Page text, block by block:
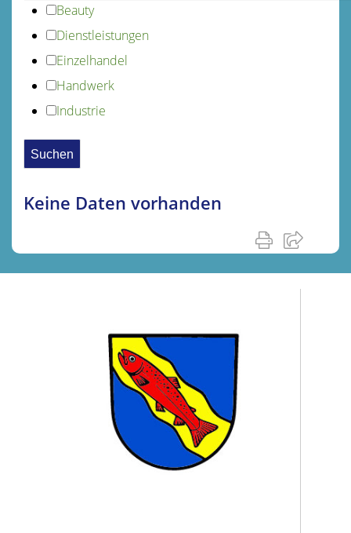
Beauty
Dienstleistungen
Einzelhandel
Handwerk
Industrie
Keine Daten vorhanden